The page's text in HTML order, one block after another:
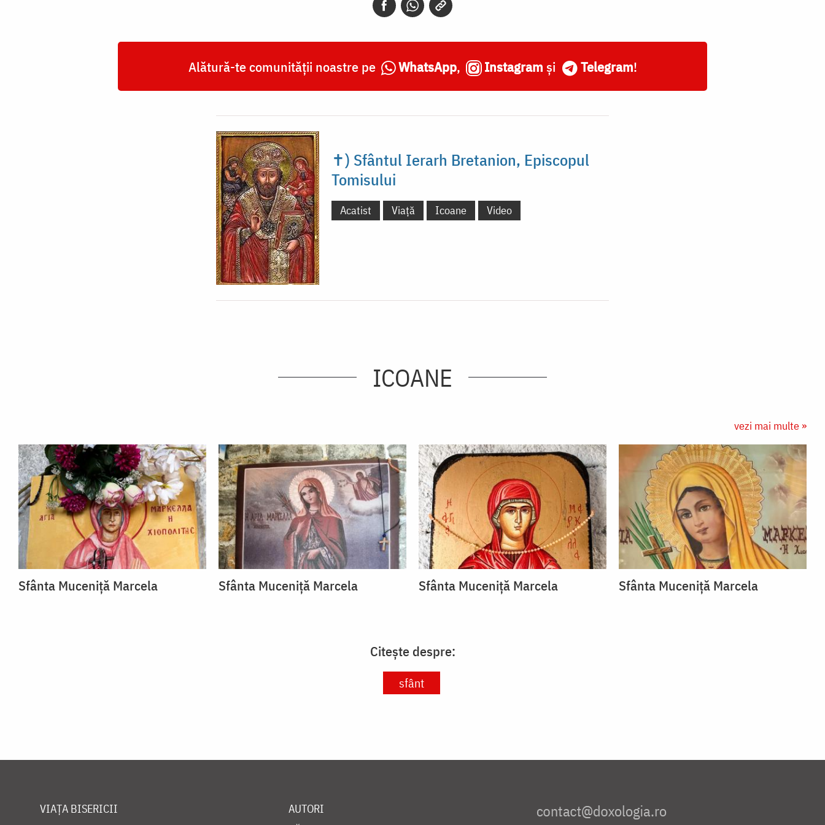
Alătură-te comunității noastre pe WhatsApp, Instagram și Telegram!
✝) Sfântul Ierarh Bretanion, Episcopul
Tomisului
Acatist Viață Icoane Video
ICOANE
vezi mai multe »
Sfânta Muceniță Marcela Sfânta Muceniță Marcela Sfânta Muceniță Marcela Sfânta Muceniță Marcela
Citește despre:
sfânt
VIAȚA BISERICII
AUTORI